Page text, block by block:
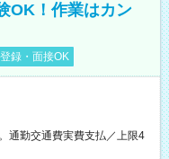
OK！作業はカン
録・面接OK
通勤交通費実費支払／上限4